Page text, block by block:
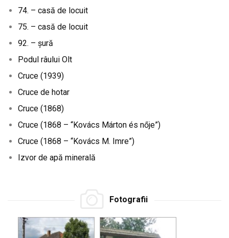
74. – casă de locuit
75. – casă de locuit
92. – șură
Podul râului Olt
Cruce (1939)
Cruce de hotar
Cruce (1868)
Cruce (1868 – “Kovács Márton és nője”)
Cruce (1868 – “Kovács M. Imre”)
Izvor de apă minerală
Fotografii